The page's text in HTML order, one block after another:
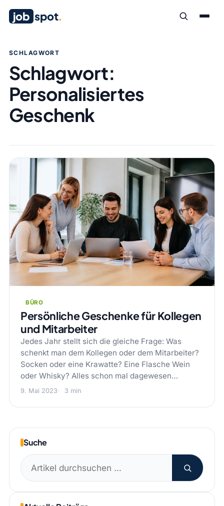
job spot.
SCHLAGWORT
Schlagwort:
Personalisiertes
Geschenk
BÜRO
Persönliche Geschenke für Kollegen
und Mitarbeiter
Jedes Jahr stellt sich die gleiche Frage: Was
schenkt man dem Kollegen oder dem Mitarbeiter?
Socken oder eine Krawatte? Eine Flasche Wein
oder Whisky? Alles schon mal dagewesen…
9. Mai 2023 3 min
Suche
Suchen
nach: